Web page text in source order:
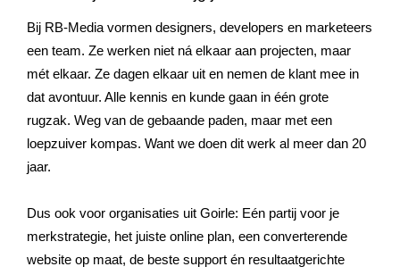
Bij RB-Media vormen designers, developers en marketeers
een team. Ze werken niet ná elkaar aan projecten, maar
mét elkaar. Ze dagen elkaar uit en nemen de klant mee in
dat avontuur. Alle kennis en kunde gaan in één grote
rugzak. Weg van de gebaande paden, maar met een
loepzuiver kompas. Want we doen dit werk al meer dan 20
jaar.
Dus ook voor organisaties uit Goirle: Eén partij voor je
merkstrategie, het juiste online plan, een converterende
website op maat, de beste support én resultaatgerichte